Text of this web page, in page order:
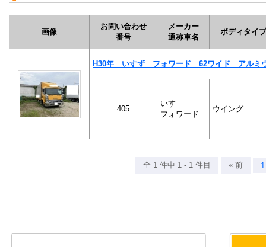
画像
お問い合わせ
番号
メーカー
通称車名
ボディタイプ
H30年 いすず フォワード 62ワイド アルミ
405
いすゞ
フォワード
ウイング
全 1 件中 1 - 1 件目 « 前 1